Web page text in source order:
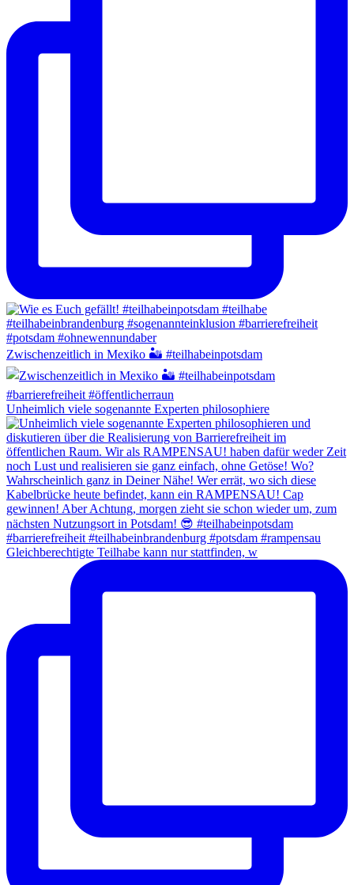
Zwischenzeitlich in Mexiko 🏜️ #teilhabeinpotsdam
Unheimlich viele sogenannte Experten philosophiere
Gleichberechtigte Teilhabe kann nur stattfinden, w